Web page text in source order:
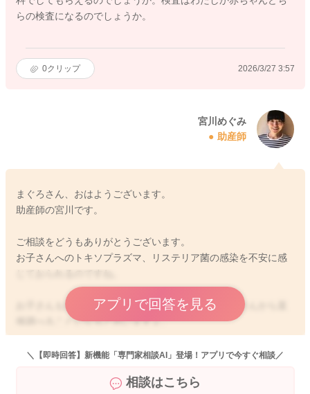
らの検査になるのでしょうか。
0クリップ 2026/3/27 3:57
宮川めぐみ
助産師
まぐろさん、おはようございます。
助産師の宮川です。
ご相談をどうもありがとうございます。
お子さんへのトキソプラズマ、リステリア菌の感染を不安に感
お子さんも生まれていることもありますので、お子さんから直
接調べることになると思いますよ。
小児科で、ご相談いただくといいと思います。
妊娠中のいつ頃に感染を疑われるものを摂取されていたのかな
問診、診察の上で、検査は必要かどうか先生も判断をしてくだ
アプリで回答を見る
＼【即時回答】新機能「専門家相談AI」登場！アプリで今すぐ相談／
相談はこちら